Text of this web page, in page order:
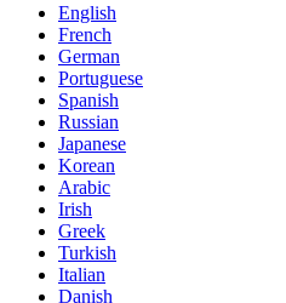
English
French
German
Portuguese
Spanish
Russian
Japanese
Korean
Arabic
Irish
Greek
Turkish
Italian
Danish